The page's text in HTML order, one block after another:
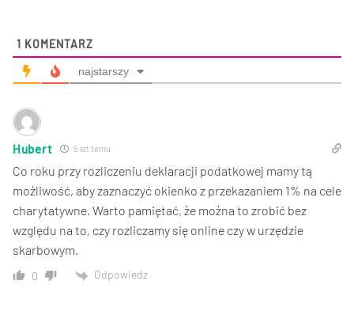
1 KOMENTARZ
najstarszy
Hubert 5 lat temu
Co roku przy rozliczeniu deklaracji podatkowej mamy tą
możliwość, aby zaznaczyć okienko z przekazaniem 1% na cele
charytatywne. Warto pamiętać, że można to zrobić bez
względu na to, czy rozliczamy się online czy w urzędzie
skarbowym.
0 Odpowiedz